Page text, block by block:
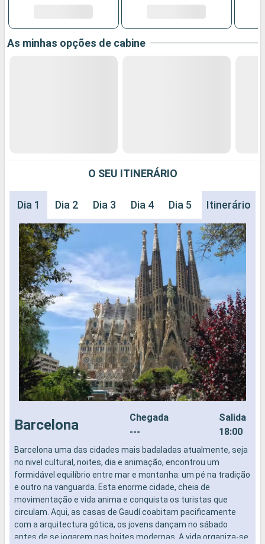
As minhas opções de cabine
O SEU ITINERÁRIO
Dia 1 Dia 2 Dia 3 Dia 4 Dia 5 Itinerário
Barcelona
Chegada
---
Salida
18:00
Barcelona uma das cidades mais badaladas atualmente, seja
no nivel cultural, noites, dia e animação, encontrou um
formidável equilíbrio entre mar e montanha: um pé na tradição
e outro na vanguarda. Esta enorme cidade, cheia de
movimentação e vida anima e conquista os turistas que
circulam. Aqui, as casas de Gaudí coabitam pacificamente
com a arquitectura gótica, os jovens dançam no sábado
antes de se jogarem nas boites modernas. A vida organiza-se